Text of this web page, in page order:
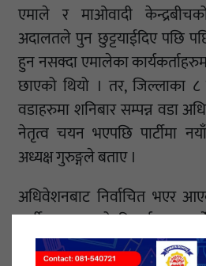
एमाले र माओवादी
अदालतले पुन छुट्टयाईदिए पछि
हुन नसक्दा एमालेका
छाएको थियो । तर, जिल्लाका
वडाहरुमा शनिबार सम्पन्न वडा
नेतृत्व चयन भएपछि पार्टीमा
अध्यक्ष गुरुङ्गले बताए ।
अधिवेशनबाट निर्वाचित भएर
पार्टी र जनताको हितार्थ काम
गुरुङले वडा अधिवेशन